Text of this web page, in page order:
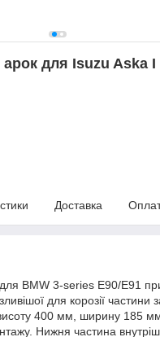
арок для Isuzu Aska I
Доставка
для BMW 3-series E90/E91
для корозії частини
400 мм, ширину 185
Нижня частина